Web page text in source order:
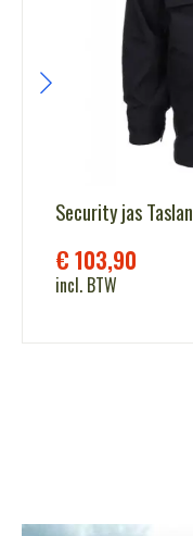
Security jas Taslan
€103,90
incl. BTW